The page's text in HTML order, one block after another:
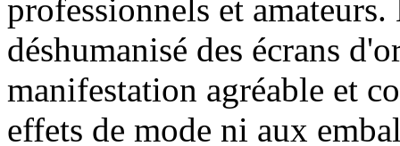
professionnels et
déshumanisé des écrans
manifestation agréable et
effets de mode ni aux